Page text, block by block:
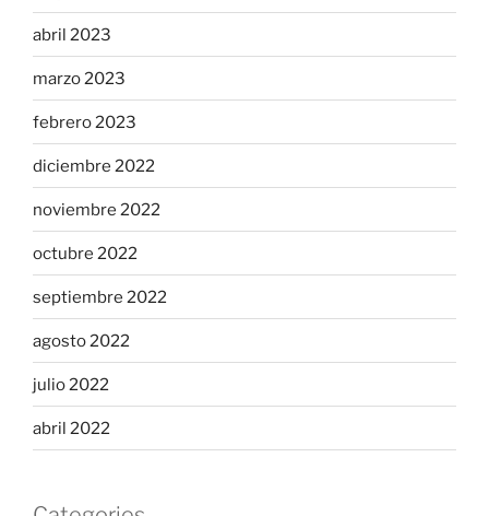
abril 2023
marzo 2023
febrero 2023
diciembre 2022
noviembre 2022
octubre 2022
septiembre 2022
agosto 2022
julio 2022
abril 2022